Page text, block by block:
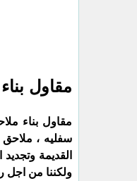
مقاول
مقاول بناء
سفليه ،
القديمة
ولكننا من اجل